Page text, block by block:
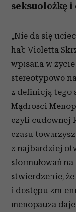
seksuolożkę i
„Nie da się
hab Violetta
wpisana w
stereotypowo
z definicją tego
Mądrości
czyli cudownej
czasu
z najbardziej
sformułowań
stwierdzenie,
i dostępu
menopauza